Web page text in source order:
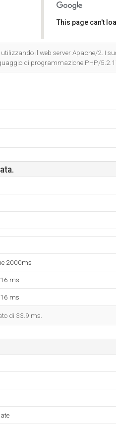
This page can't
il web server Apache/2. I
di programmazione PHP/
2000ms
ms
ms
di 33.9 ms.